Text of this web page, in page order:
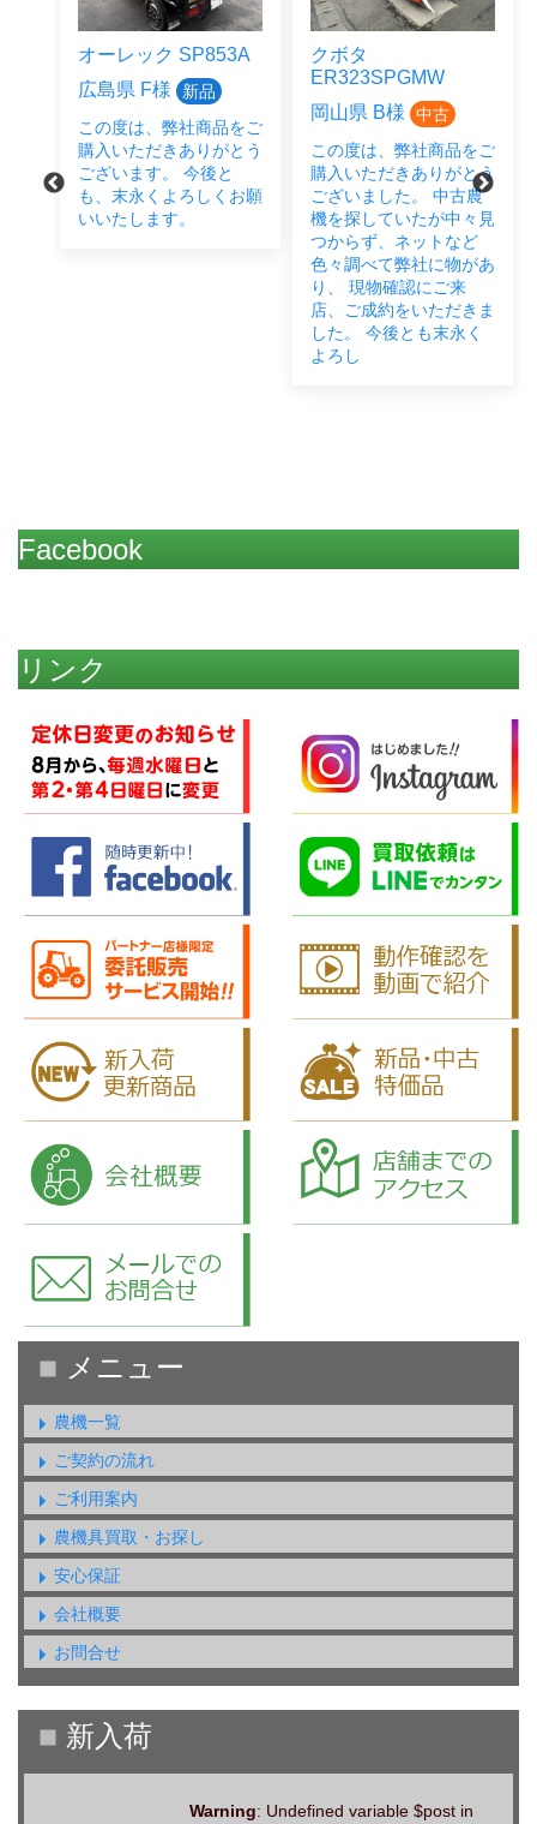
オーレック SP853A
広島県 F様
新品
この度は、弊社商品をご
購入いただきありがとう
ございます。 今後と
も、末永くよろしくお願
いいたします。
クボタ
ER323SPGMW
岡山県 B様
中古
この度は、弊社商品をご
購入いただきありがとう
ございました。 中古農
機を探していたが中々見
つからず、ネットなど
色々調べて弊社に物があ
り、 現物確認にご来
店、ご成約をいただきま
した。 今後とも末永く
よろし
Facebook
リンク
農機一覧
ご契約の流れ
ご利用案内
農機具買取・お探し
安心保証
会社概要
お問合せ
Warning: Undefined variable $post in